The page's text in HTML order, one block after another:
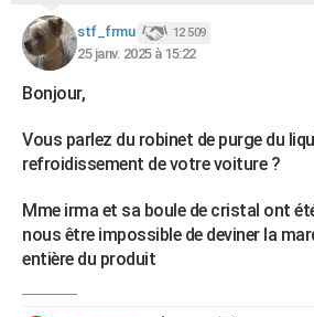
FORUM
stf_frmu 12 509
25 janv. 2025 à 15:22
Bonjour,
Vous parlez du robinet de purge du
refroidissement de votre voiture ?
Mme irma et sa boule de cristal ont
nous être impossible de deviner la
entière du produit